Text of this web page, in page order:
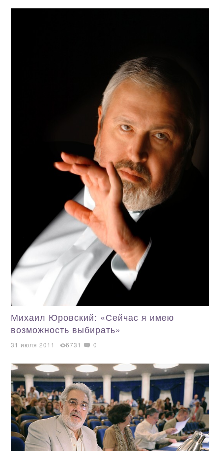
Михаил Юровский: «Сейчас я имею
возможность выбирать»
31 июля 2011 6731 0